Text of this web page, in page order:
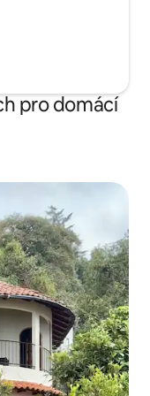
pro domácí